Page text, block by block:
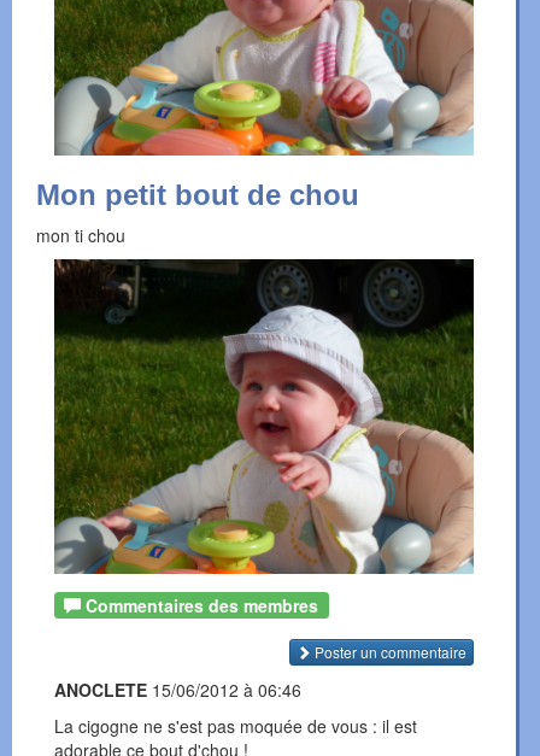
Mon petit bout de chou
mon ti chou
Commentaires des membres
Poster un commentaire
ANOCLETE 15/06/2012 à 06:46
La cigogne ne s'est pas moquée de vous : il est
adorable ce bout d'chou !